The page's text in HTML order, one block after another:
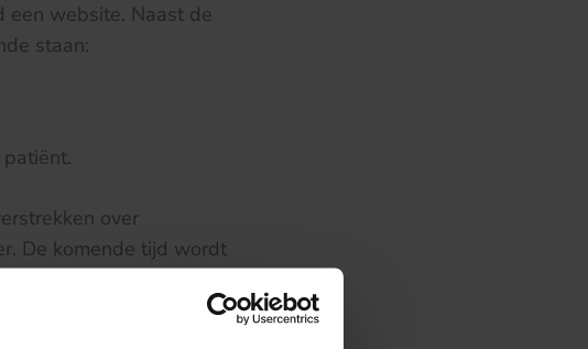
een website. Naast de
staan:
over
De komende tijd wordt
hoeven plaats